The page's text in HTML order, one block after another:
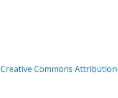
Creative Commons